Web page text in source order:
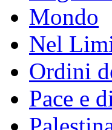
Mondo
Nel
Ordini
Pace e